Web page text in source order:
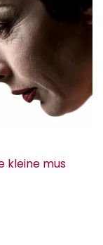
kleine mus